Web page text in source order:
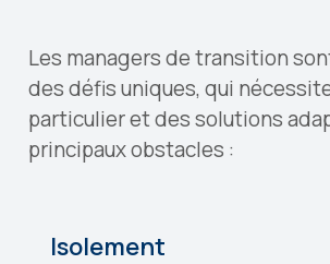
Les managers de transition
des défis uniques, qui
particulier et des solutions
principaux obstacles :
Isolement